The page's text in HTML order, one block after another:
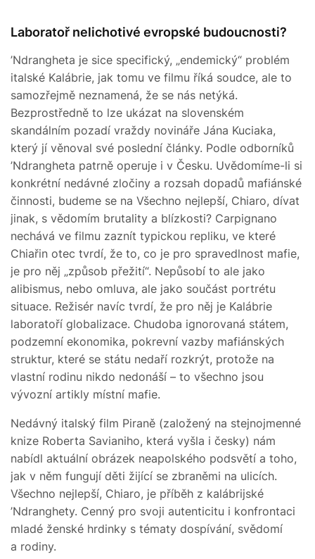
Laboratoř nelichotivé evropské budoucnosti?
’Ndrangheta je sice specifický, „endemický“ problém
italské Kalábrie, jak tomu ve filmu říká soudce, ale to
samozřejmě neznamená, že se nás netýká.
Bezprostředně to lze ukázat na slovenském
skandálním pozadí vraždy novináře Jána Kuciaka,
který jí věnoval své poslední články. Podle odborníků
’Ndrangheta patrně operuje i v Česku. Uvědomíme-li si
konkrétní nedávné zločiny a rozsah dopadů mafiánské
činnosti, budeme se na Všechno nejlepší, Chiaro, dívat
jinak, s vědomím brutality a blízkosti? Carpignano
nechává ve filmu zaznít typickou repliku, ve které
Chiařin otec tvrdí, že to, co je pro spravedlnost mafie,
je pro něj „způsob přežití“. Nepůsobí to ale jako
alibismus, nebo omluva, ale jako součást portrétu
situace. Režisér navíc tvrdí, že pro něj je Kalábrie
laboratoří globalizace. Chudoba ignorovaná státem,
podzemní ekonomika, pokrevní vazby mafiánských
struktur, které se státu nedaří rozkrýt, protože na
vlastní rodinu nikdo nedonáší – to všechno jsou
vývozní artikly místní mafie.
Nedávný italský film Piraně (založený na stejnojmenné
knize Roberta Savianiho, která vyšla i česky) nám
nabídl aktuální obrázek neapolského podsvětí a toho,
jak v něm fungují děti žijící se zbraněmi na ulicích.
Všechno nejlepší, Chiaro, je příběh z kalábrijské
’Ndranghety. Cenný pro svoji autenticitu i konfrontaci
mladé ženské hrdinky s tématy dospívání, svědomí
a rodiny.